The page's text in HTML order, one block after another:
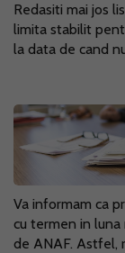
Redasiti mai jos
limita stabilit
la data de cand
Va informam ca
cu termen in
de ANAF. Astfel,